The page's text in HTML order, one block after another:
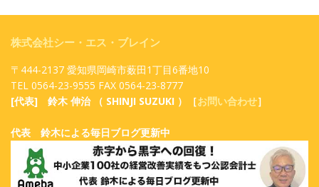
株式会社シー・エス・ブレイン
〒444-2137 愛知県岡崎市薮田1丁目6番地10
TEL 0564-23-9555 FAX 0564-23-8777
[代表] 鈴木 伸治 （ SHINJI SUZUKI ）［お問い合わせ］
代表 鈴木による毎日ブログ更新中